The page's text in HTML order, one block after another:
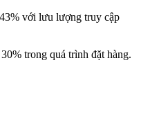
với lưu lượng truy cập
trong quá trình đặt hàng.